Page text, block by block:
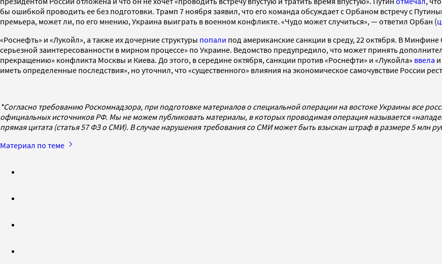
бы ошибкой проводить ее без подготовки. Трамп 7 ноября заявил, что его команда обсуждает с Орбаном встречу с
премьера, может ли, по его мнению, Украина выиграть в военном конфликте. «Чудо может случиться», — ответил Орбан (
«Роснефть» и «Лукойл», а также их дочерние структуры попали под американские санкции в среду, 22 октября. В
серьезной заинтересованности в мирном процессе» по Украине. Ведомство предупредило, что может принять
прекращению» конфликта Москвы и Киева. До этого, в середине октября, санкции против «Роснефти» и «Лукойла» ввела
иметь определенные последствия», но уточнил, что «существенного» влияния на экономическое самочувствие России
*Согласно требованию Роскомнадзора, при подготовке материалов о специальной операции на востоке Украины все
официальных источников РФ. Мы не можем публиковать материалы, в которых проводимая операция называется
прямая цитата (статья 57 ФЗ о СМИ). В случае нарушения требования со СМИ может быть взыскан штраф в размере 5 млн
Материал по теме